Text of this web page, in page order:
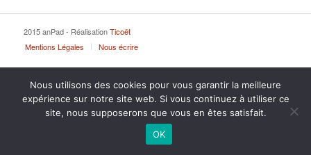
2015 anPad - RéalisationTicoët
Mentions Légales
Nous écrire
Nous utilisons des cookies pour vous garantir la meilleure
expérience sur notre site web. Si vous continuez à utiliser ce
site, nous supposerons que vous en êtes satisfait.
OK